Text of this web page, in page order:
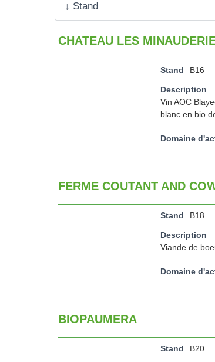
CHATEAU LES
Stand B16
Description
Vin AOC
blanc en bio
Domaine
FERME COUTANT AND
Stand B18
Description
Viande de
Domaine
BIOPAUMERA
Stand B20